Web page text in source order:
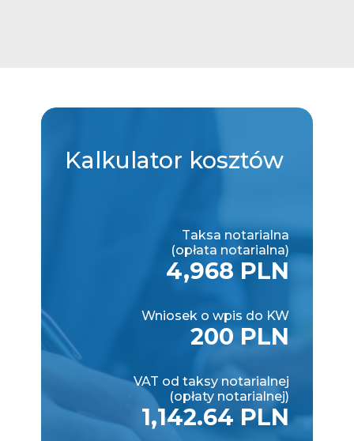
Kalkulator kosztów
Taksa notarialna
(opłata notarialna)
4,968 PLN
Wniosek o wpis do KW
200 PLN
VAT od taksy notarialnej
(opłaty notarialnej)
1,142.64 PLN